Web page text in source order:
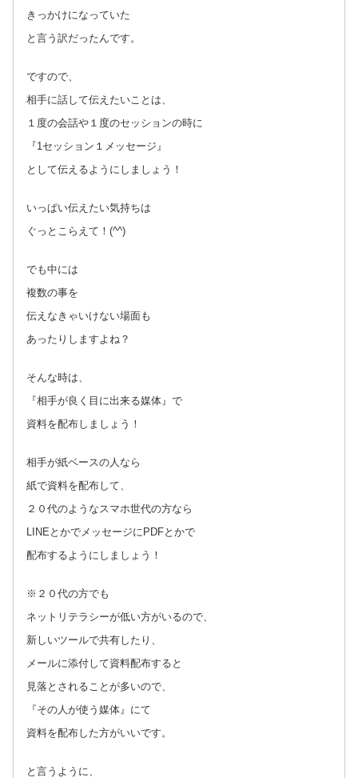
きっかけになっていた
と言う訳だったんです。
ですので、
相手に話して伝えたいことは、
１度の会話や１度のセッションの時に
『1セッション１メッセージ』
として伝えるようにしましょう！
いっぱい伝えたい気持ちは
ぐっとこらえて！(^^)
でも中には
複数の事を
伝えなきゃいけない場面も
あったりしますよね？
そんな時は、
『相手が良く目に出来る媒体』で
資料を配布しましょう！
相手が紙ベースの人なら
紙で資料を配布して、
２０代のようなスマホ世代の方なら
LINEとかでメッセージにPDFとかで
配布するようにしましょう！
※２０代の方でも
ネットリテラシーが低い方がいるので、
新しいツールで共有したり、
メールに添付して資料配布すると
見落とされることが多いので、
『その人が使う媒体』にて
資料を配布した方がいいです。
と言うように、